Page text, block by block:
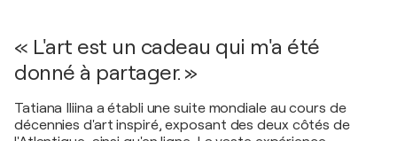
« L'art est un cadeau qui m'a été
donné à partager. »
Tatiana Iliina a établi une suite mondiale au cours de
décennies d'art inspiré, exposant des deux côtés de